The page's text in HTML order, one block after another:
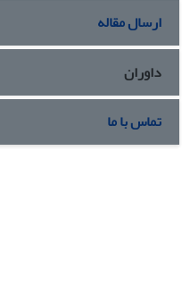
ارسال مقاله
داوران
تماس با ما